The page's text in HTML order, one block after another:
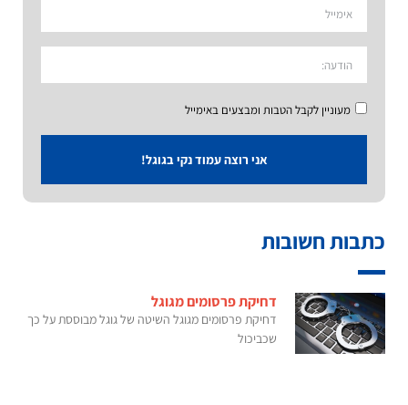
מעוניין לקבל הטבות ומבצעים באימייל
אני רוצה עמוד נקי בגוגל!
כתבות חשובות
דחיקת פרסומים מגוגל
דחיקת פרסומים מגוגל השיטה של גוגל מבוססת על כך
שכביכול